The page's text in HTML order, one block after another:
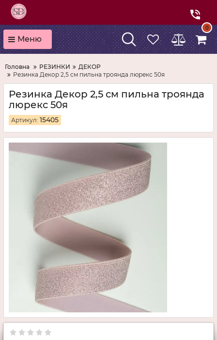
Меню
0
Головна РЕЗИНКИ
ДЕКОР
Резинка Декор 2,5 см пильна троянда люрекс 50я
Резинка Декор 2,5 см пильна троянда
люрекс 50я
Артикул: 15405